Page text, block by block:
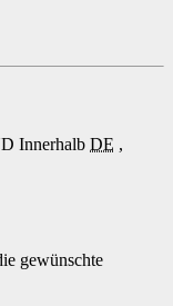
Innerhalb DE ,
gewünschte